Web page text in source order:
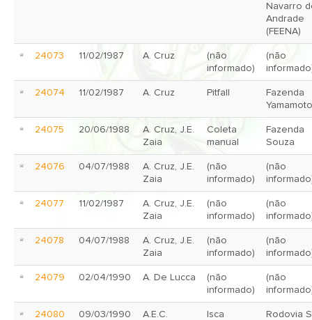
Navarro
Andrade
(FEENA)
24073 11/02/1987 A. Cruz
(não
informado)
(não
24074 11/02/1987 A. Cruz Pitfall
Fazenda
Yamamoto
24075 20/06/1988
A. Cruz, J.E.
Zaia
Coleta
manual
Fazenda
Souza
24076 04/07/1988
A. Cruz, J.E.
Zaia
(não
informado)
(não
24077 11/02/1987
A. Cruz, J.E.
Zaia
(não
informado)
(não
24078 04/07/1988
A. Cruz, J.E.
Zaia
(não
informado)
(não
24079 02/04/1990 A. De Lucca
(não
informado)
(não
24080 09/03/1990
A.E.C.
Isca
Rodovia